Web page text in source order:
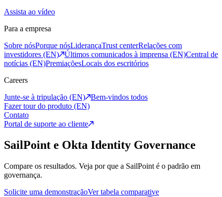
Assista ao vídeo
Para a empresa
Sobre nósPorque nósLiderançaTrust centerRelações com
investidores (EN)
Últimos comunicados à imprensa (EN)Central de
notícias (EN)PremiaçõesLocais dos escritórios
Careers
Junte-se à tripulação (EN)
Bem-vindos todos
Fazer tour do produto (EN)
Contato
Portal de suporte ao cliente
SailPoint e Okta Identity Governance
Compare os resultados. Veja por que a SailPoint é o padrão em
governança.
Solicite uma demonstraçãoVer tabela comparative